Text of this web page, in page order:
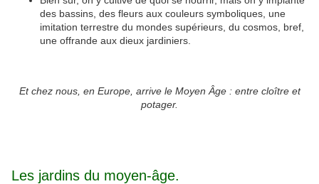
des bassins, des fleurs aux couleurs symboliques, une
imitation terrestre du mondes supérieurs, du cosmos, bref,
une offrande aux dieux jardiniers.
Et chez nous, en Europe, arrive le Moyen Âge : entre cloître et
potager.
Les jardins du moyen-âge.